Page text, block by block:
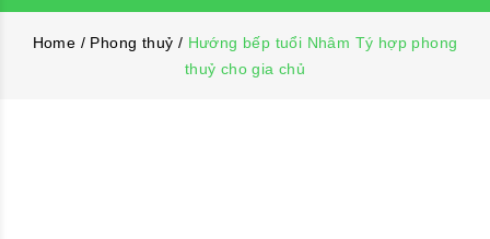
Home / Phong thuỷ / Hướng bếp tuổi Nhâm Tý hợp phong
thuỷ cho gia chủ